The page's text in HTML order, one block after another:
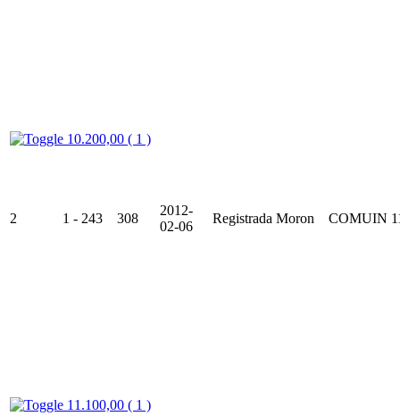
10.200,00 ( 1 )
2 1 - 243 308
2012-
02-06
Registrada Moron COMUIN
11.100,00 ( 1 )